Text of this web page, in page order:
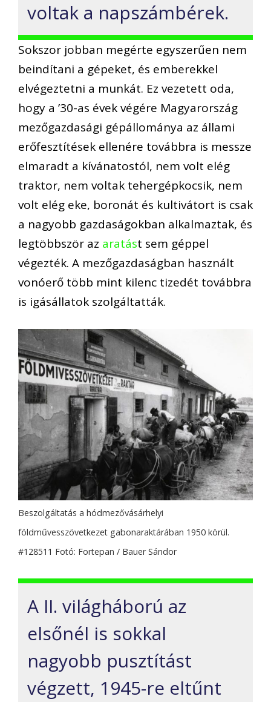
voltak a napszámbérek.
Sokszor jobban megérte egyszerűen nem
beindítani a gépeket, és emberekkel
elvégeztetni a munkát. Ez vezetett oda,
hogy a ’30-as évek végére Magyarország
mezőgazdasági gépállománya az állami
erőfesztítések ellenére továbbra is messze
elmaradt a kívánatostól, nem volt elég
traktor, nem voltak tehergépkocsik, nem
volt elég eke, boronát és kultivátort is csak
a nagyobb gazdaságokban alkalmaztak, és
legtöbbször az aratást sem géppel
végezték. A mezőgazdaságban használt
vonóerő több mint kilenc tizedét továbbra
is igásállatok szolgáltatták.
Beszolgáltatás a hódmezővásárhelyi
földművesszövetkezet gabonaraktárában 1950 körül.
#128511 Fotó: Fortepan / Bauer Sándor
A II. világháború az
elsőnél is sokkal
nagyobb pusztítást
végzett, 1945-re eltűnt